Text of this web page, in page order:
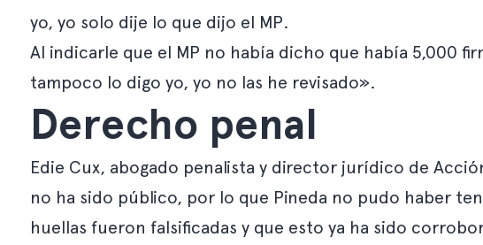
yo, yo solo dije lo que dijo el MP.
Al indicarle que el MP no había dicho que había 5,000
tampoco lo digo yo, yo no las he revisado».
Derecho penal
Edie Cux, abogado penalista y director jurídico de
no ha sido público, por lo que Pineda no pudo haber
huellas fueron falsificadas y que esto ya ha sido